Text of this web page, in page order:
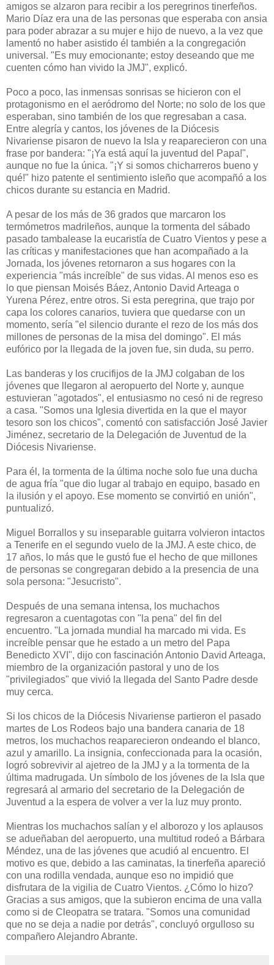
amigos se alzaron para recibir a los peregrinos tinerfeños.
Mario Díaz era una de las personas que esperaba con ansia
para poder abrazar a su mujer e hijo de nuevo, a la vez que
lamentó no haber asistido él también a la congregación
universal. "Es muy emocionante; estoy deseando que me
cuenten cómo han vivido la JMJ", explicó.
Poco a poco, las inmensas sonrisas se hicieron con el
protagonismo en el aeródromo del Norte; no solo de los que
esperaban, sino también de los que regresaban a casa.
Entre alegría y cantos, los jóvenes de la Diócesis
Nivariense pisaron de nuevo la Isla y reaparecieron con una
frase por bandera: "¡Ya está aquí la juventud del Papa!",
aunque no fue la única. "¡Y si somos chicharreros bueno y
qué!" hizo patente el sentimiento isleño que acompañó a los
chicos durante su estancia en Madrid.
A pesar de los más de 36 grados que marcaron los
termómetros madrileños, aunque la tormenta del sábado
pasado tambalease la eucaristía de Cuatro Vientos y pese a
las críticas y manifestaciones que han acompañado a la
Jornada, los jóvenes retornaron a sus hogares con la
experiencia "más increíble" de sus vidas. Al menos eso es
lo que piensan Moisés Báez, Antonio David Arteaga o
Yurena Pérez, entre otros. Si esta peregrina, que trajo por
capa los colores canarios, tuviera que quedarse con un
momento, sería "el silencio durante el rezo de los más dos
millones de personas de la misa del domingo". El más
eufórico por la llegada de la joven fue, sin duda, su perro.
Las banderas y los crucifijos de la JMJ colgaban de los
jóvenes que llegaron al aeropuerto del Norte y, aunque
estuvieran "agotados", el entusiasmo no cesó ni de regreso
a casa. "Somos una Iglesia divertida en la que el mayor
tesoro son los chicos", comentó con satisfacción José Javier
Jiménez, secretario de la Delegación de Juventud de la
Diócesis Nivariense.
Para él, la tormenta de la última noche solo fue una ducha
de agua fría "que dio lugar al trabajo en equipo, basado en
la ilusión y el apoyo. Ese momento se convirtió en unión",
puntualizó.
Miguel Borrallos y su inseparable guitarra volvieron intactos
a Tenerife en el segundo vuelo de la JMJ. A este chico, de
17 años, lo más que le gustó fue el hecho de que millones
de personas se congregaran debido a la presencia de una
sola persona: "Jesucristo".
Después de una semana intensa, los muchachos
regresaron a cuentagotas con "la pena" del fin del
encuentro. "La jornada mundial ha marcado mi vida. Es
increíble pensar que he estado a un metro del Papa
Benedicto XVI", dijo con fascinación Antonio David Arteaga,
miembro de la organización pastoral y uno de los
"privilegiados" que vivió la llegada del Santo Padre desde
muy cerca.
Si los chicos de la Diócesis Nivariense partieron el pasado
martes de Los Rodeos bajo una bandera canaria de 18
metros, los muchachos reaparecieron ondeando el blanco,
azul y amarillo. La insignia, confeccionada para la ocasión,
logró sobrevivir al ajetreo de la JMJ y a la tormenta de la
última madrugada. Un símbolo de los jóvenes de la Isla que
regresará al armario del secretario de la Delegación de
Juventud a la espera de volver a ver la luz muy pronto.
Mientras los muchachos salían y el alborozo y los aplausos
se adueñaban del aeropuerto, una multitud rodeó a Bárbara
Méndez, una de las jóvenes que acudió al encuentro. El
motivo es que, debido a las caminatas, la tinerfeña apareció
con una rodilla vendada, aunque eso no impidió que
disfrutara de la vigilia de Cuatro Vientos. ¿Cómo lo hizo?
Gracias a sus amigos, que la subieron encima de una valla
como si de Cleopatra se tratara. "Somos una comunidad
que no se deja a nadie por detrás", concluyó orgulloso su
compañero Alejandro Abrante.